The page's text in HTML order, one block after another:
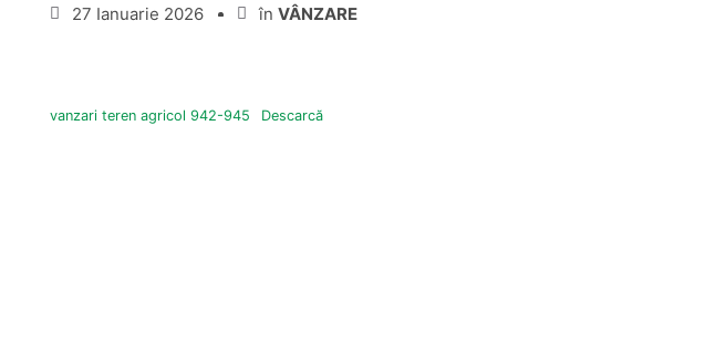
27 Ianuarie 2026 în VÂNZARE
vanzari teren agricol 942-945 Descarcă